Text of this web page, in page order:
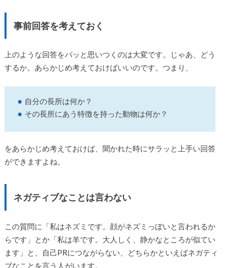
事前回答を考えておく
上のような回答をパッと思いつくのは大変です。じゃあ、どう
するか。あらかじめ考えておけばいいのです。つまり、
自分の長所は何か？
その長所にあう特徴を持った動物は何か？
をあらかじめ考えておけば、聞かれた時にサラッと上手い回答
ができますよね。
ネガティブなことは言わない
この質問に「私はネズミです。顔がネズミっぽいと言われるか
らです」とか「私は羊です。大人しく、静かなところが似てい
ます」と、自己PRにつながらない、どちらかといえばネガティ
ブなことを言う人がいます。